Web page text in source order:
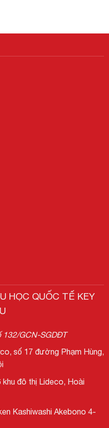
HỌC QUỐC TẾ KEY
132/GCN-SGDĐT
số 17 đường Phạm Hùng,
khu đô thị Lideco, Hoài
Kashiwashi Akebono 4-